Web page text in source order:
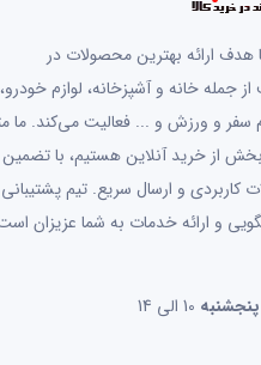
هدف ارائه بهترین محصولات در
جمله خانه و آشپزخانه، لوازم خودرو،
سفر و ورزش و ... فعالیت می‌کند. ما
از خرید آنلاین هستیم، با تضمین
کاربردی و ارسال سریع. تیم
و ارائه خدمات به شما عزیزان